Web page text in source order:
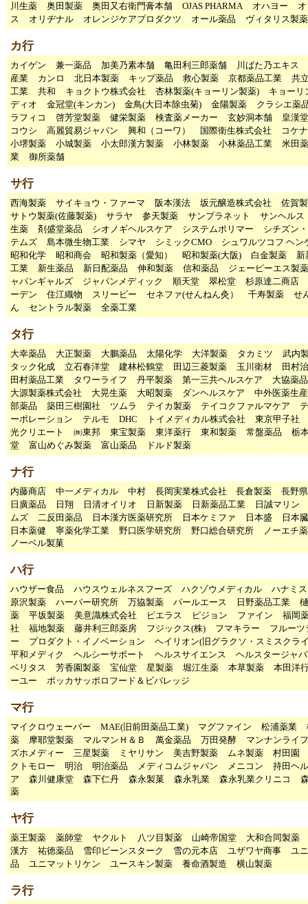
川生薬
奥田製薬 奥田又右衛門膏本舗 OJAS PHARMA オハヨー
ス
オリヂナル オレンジケアプロダクツ オール薬品 ヴィタリス製薬
カ行
カイゲン 兼一薬品 加美乃素本舗 亀田利三郎薬舗
川ばた乃エキス
産業
カンロ 北日本製薬 キップ薬品 救心製薬 京都薬品工業
共
工業
共和 キョクトウ株式会社 杏林製薬(キョーリン製薬)
キョーリ
ディオ
金冠堂(キンカン) 金鳥(大日本除虫菊) 金陽製薬
クラシエ薬
ラフィコ
啓芳堂製薬 健栄製薬 検査薬メーカー 玄妙洞本舗
皇漢
コウシ
高麗貿易ジャパン 興和（コーワ） 国際衛生株式会社
コケ
小堺製薬
小城製薬 小太郎漢方製薬 小林製薬 小林薬品工業
米田
業
御所薬舗
サ行
西海製薬 サイキョウ・ファーマ 阪本漢法 坂元醸造株式会社
佐賀
サトウ製薬(佐藤製薬)
サラヤ 参天製薬 サンプラネット
サンヘルス
生薬
剤盛堂薬品 シオノギヘルスケア システムポリマー
シチズン
テムズ
島本微生物工業 シマヤ シミックCMO
シュワルツコフ ヘン
昭和化学
昭和商会 昭和製薬（愛知） 昭和製薬(大阪) 白金製薬
新
工業
新生薬品 新日配薬品 伸和製薬 信和薬品
ジェーピーエス製薬
ャパンギャルズ
ジャパンメディック 順天堂 翠松堂
杉原達二商店
ーデン
住江織物 スリービー セネファ(せんねん灸） 千寿製薬
せ
ん
セントラル製薬 全薬工業
タ行
大幸薬品 大正製薬 大鵬薬品 太陽化学 大洋製薬 タカミツ
武内
タック化成
立石春洋堂 建林松鶴堂 田辺三菱製薬 玉川衛材
田村
田村薬品工業
タワーライフ 丹平製薬 第一三共ヘルスケア
大協薬
大源製薬株式会社
大晃生薬 大昭製薬 ダンヘルスケア
中外医薬生産
部薬品
築田三樹園社 ツムラ テイカ製薬 テイコクファルマケア
ーポレーション
テルモ DHC トイメディカル株式会社
東京甲子社
光クリエート
㈱東邦 東宝製薬 東洋薬行 東和製薬 常盤薬品
栃
堂
富山めぐみ製薬 富山薬品 ドルド製薬
ナ行
内藤商店 中一メディカル 中村 長岡実業株式会社 長倉製薬
長野
日廣薬品
日翔 日清オイリオ 日新製薬 日新薬品工業
日誠マリン
ムズ
二反田薬品 日本漢方医薬研究所 日本ケミファ 日本盛
日本
日本薬健
寧薬化学工業 野口医学研究所 野口総合研究所
ノーエチ
ノーベル製菓
ハ行
ハウザー食品 ハウスウェルネスフーズ ハクゾウメディカル
ハナミ
原沢製薬
ハーバー研究所 万協製薬 パールエース 日野薬品工業
薬
平坂製薬 美意識株式会社 ピエラス ピジョン ファイン
福岡
社
福地製薬 藤井利三郎薬房 フジックス(株) フマキラー
フルーツ
ー
プロダクト・イノベーション
ヘイリオン(旧グラクソ・スミスクラ
平和メディク
ヘルシーサポート ヘルスサイエンス
ヘルスタージャ
ベリタス
芳香園製薬 宝仙堂 星製薬 堀江生薬 本草製薬
本田洋
ーユー
ポッカサッポロフード＆ビバレッジ
マ行
マイクロウェーバー MAE(旧前田薬品工業) マグファイン 松浦薬業
薬
摩耶堂製薬 マルマンＨ＆Ｂ 萬金薬品 万田発酵
マンナンライ
ズホメディー
三星製薬 ミヤリサン 美吉野製薬 ムネ製薬
村田園
クトモロー
明治 明治薬品 メディコムジャパン メニコン
持田ヘ
ア
森川健康堂 森下仁丹 森永製菓 森永乳業 森永乳業クリニコ
薬
ヤ行
薬王製薬 薬師堂 ヤクルト 八ツ目製薬 山崎帝国堂
大和合同製薬
漢方
祐徳薬品 雪印ビーンスターク 雪の元本店 ユザワヤ商事
ユ
品
ユニマットリケン ユースキン製薬 養命酒製造 横山製薬
ラ行